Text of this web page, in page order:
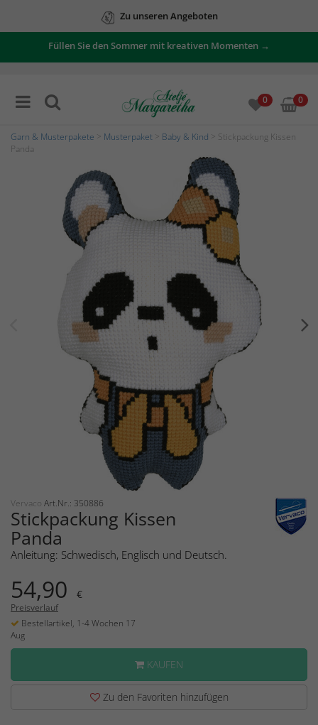
Zu unseren Angeboten
Füllen Sie den Sommer mit kreativen Momenten →
0 0
Garn & Musterpakete Musterpaket Baby & Kind > Stickpackung Kissen
Panda
Vervaco Art.Nr.: 350886
Stickpackung Kissen
Panda
Anleitung: Schwedisch, Englisch und Deutsch.
54,90 €
Preisverlauf
Bestellartikel, 1-4 Wochen 17
Aug
KAUFEN
Zu den Favoriten hinzufügen